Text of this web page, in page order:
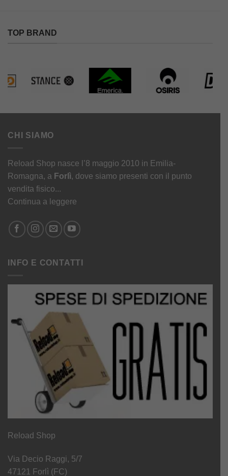
TOP BRAND
CHI SIAMO
Reload Shop nasce l’8 maggio 2010 in Emilia-
Romagna, a Forlì, dove siamo presenti con il punto
vendita fisico...
Continua a leggere
INFO E CONTATTI
Reload Shop
Via Decio Raggi, 5/7
47121 Forlì (FC)